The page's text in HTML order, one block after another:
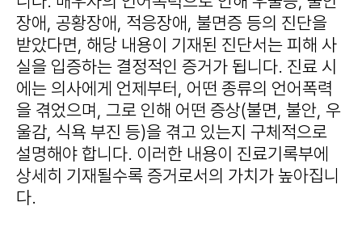
장애, 공황장애, 적응장애, 불면증 등의 진단을
받았다면, 해당 내용이 기재된 진단서는 피해 사
실을 입증하는 결정적인 증거가 됩니다. 진료 시
에는 의사에게 언제부터, 어떤 종류의 언어폭력
을 겪었으며, 그로 인해 어떤 증상(불면, 불안, 우
울감, 식욕 부진 등)을 겪고 있는지 구체적으로
설명해야 합니다. 이러한 내용이 진료기록부에
상세히 기재될수록 증거로서의 가치가 높아집니
다.